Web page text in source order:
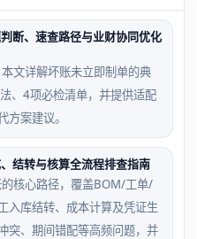
断、速查路径与业财协同优化
文详解坏账未立即制单的典
、4项必检清单，并提供适配
方案建议。
结转与核算全流程排查指南
核心路径，覆盖BOM/工单/
入库结转、成本计算及凭证生
突、期间错配等高频问题，并